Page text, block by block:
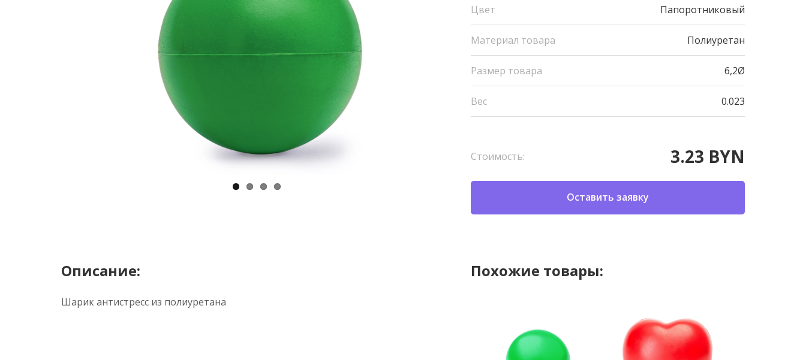
Цвет Папоротниковый
Материал товара Полиуретан
Размер товара 6,2Ø
Вес 0.023
Стоимость: 3.23 BYN
Оставить заявку
Описание:
Шарик антистресс из полиуретана
Похожие товары: